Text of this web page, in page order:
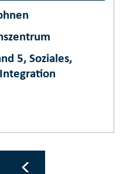
5, Soziales,